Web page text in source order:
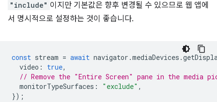
"include" 이지만 기본값은 향후 변경될 수 있으므로 웹 앱에
서 명시적으로 설정하는 것이 좋습니다.
const stream = await navigator .mediaDevices .
video : true,
// Remove the "Entire Screen" pane in the media
monitorTypeSurfaces : "exclude" ,
});